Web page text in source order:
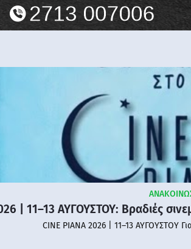
| 11–13 ΑΥΓΟΥΣΤΟΥ: Βραδιές
CINE PIANA 2026 | 11–13 ΑΥΓΟΥΣΤΟΥ